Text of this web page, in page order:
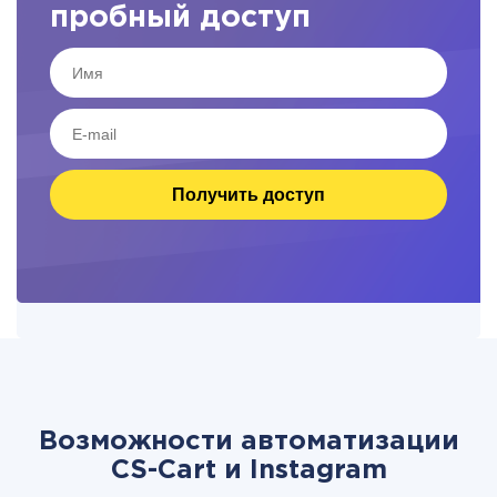
пробный доступ
Получить доступ
Возможности автоматизации
CS-Cart и Instagram